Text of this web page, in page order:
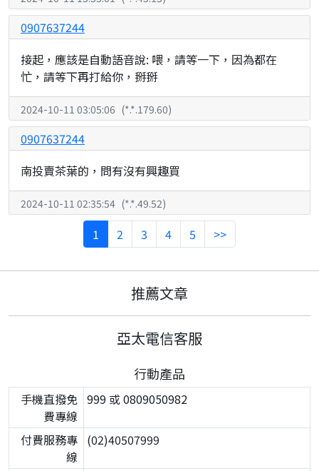
0907637244
接起，應該是自動語音說: 喂，請等一下，因為都在
忙，請等下再打給你，掰掰
2024-10-11 03:05:06 (*.*.179.60)
0907637244
南投賣茶葉的，問有沒有興趣買
2024-10-11 02:35:54 (*.*.49.52)
1 2 3 4 5 >>
推薦文章
亞太電信客服
行動產品
手機直撥免
費專線
999 或 0809050982
付費服務專
線
(02)40507999